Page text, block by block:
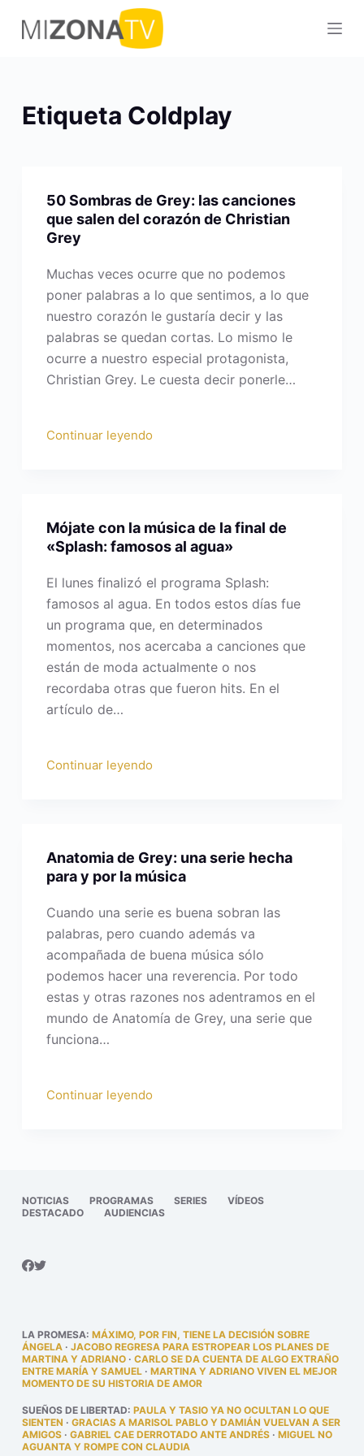
S
a
aEtiqueta Coldplay
50 Sombras de Grey: las canciones
que salen del corazón de Christian
Grey
Muchas veces ocurre que no podemos
poner palabras a lo que sentimos, a lo que
nuestro corazón le gustaría decir y las
palabras se quedan cortas. Lo mismo le
ocurre a nuestro especial protagonista,
Christian Grey. Le cuesta decir ponerle…
Continuar leyendo
Mójate con la música de la final de
«Splash: famosos al agua»
El lunes finalizó el programa Splash:
famosos al agua. En todos estos días fue
un programa que, en determinados
momentos, nos acercaba a canciones que
están de moda actualmente o nos
recordaba otras que fueron hits. En el
artículo de…
Continuar leyendo
Anatomia de Grey: una serie hecha
para y por la música
Cuando una serie es buena sobran las
palabras, pero cuando además va
acompañada de buena música sólo
podemos hacer una reverencia. Por todo
estas y otras razones nos adentramos en el
mundo de Anatomía de Grey, una serie que
funciona…
Continuar leyendo
NOTICIAS PROGRAMAS SERIES
VÍDEOS
DESTACADO
AUDIENCIAS
LA PROMESA: MÁXIMO, POR FIN, TIENE LA DECISIÓN SOBRE
ÁNGELA· JACOBO REGRESA PARA ESTROPEAR LOS PLANES DE
MARTINA Y ADRIANO· CARLO SE DA CUENTA DE ALGO EXTRAÑO
ENTRE MARÍA Y SAMUEL· MARTINA Y ADRIANO VIVEN EL MEJOR
MOMENTO DE SU HISTORIA DE AMOR
SUEÑOS DE LIBERTAD: PAULA Y TASIO YA NO OCULTAN LO QUE
SIENTEN · GRACIAS A MARISOL PABLO Y DAMIÁN VUELVAN A SER
AMIGOS· GABRIEL CAE DERROTADO ANTE ANDRÉS· MIGUEL NO
AGUANTA Y ROMPE CON CLAUDIA